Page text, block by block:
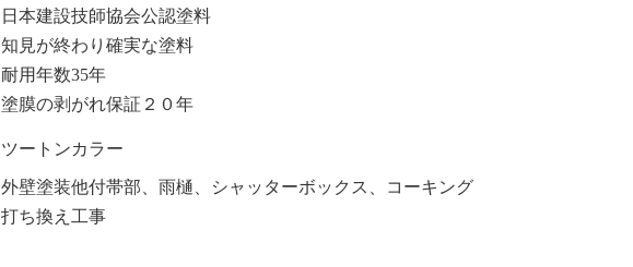
日本建設技師協会公認塗料
知見が終わり確実な塗料
耐用年数35年
塗膜の剥がれ保証２０年
ツートンカラー
外壁塗装他付帯部、雨樋、シャッターボックス、コーキング
打ち換え工事